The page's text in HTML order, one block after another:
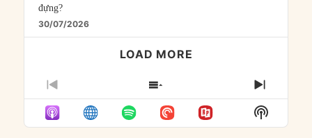
đựng?
30/07/2026
LOAD MORE
PREVIOUS
EPISODE
SHOW
EPISODES
LIST
NEXT
Show
Podcast